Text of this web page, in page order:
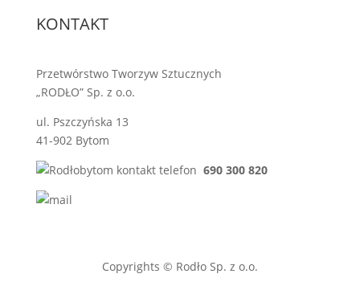
KONTAKT
Przetwórstwo Tworzyw Sztucznych
„RODŁO” Sp. z o.o.
ul. Pszczyńska 13
41-902 Bytom
690 300 820
Copyrights © Rodło Sp. z o.o.